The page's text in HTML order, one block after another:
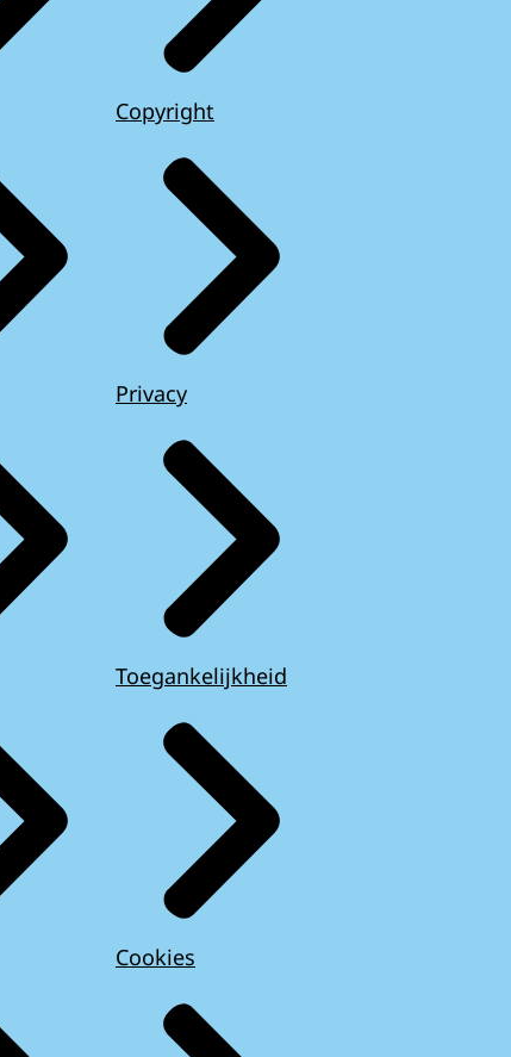
Copyright
Privacy
Toegankelijkheid
Cookies